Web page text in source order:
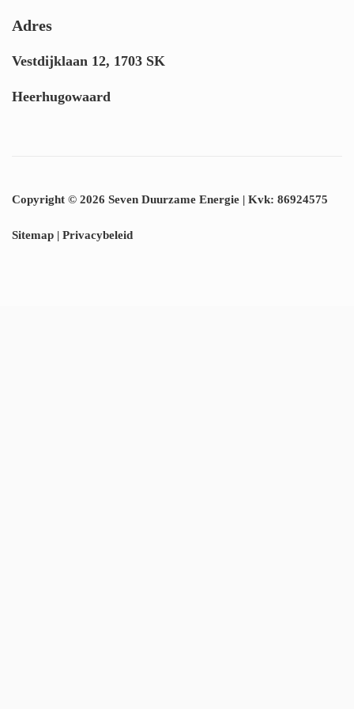
Adres
Vestdijklaan 12, 1703 SK
Heerhugowaard
Copyright © 2026 Seven Duurzame Energie | Kvk: 86924575
Sitemap | Privacybeleid